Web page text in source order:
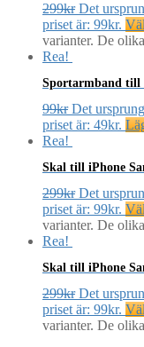
299kr Det
priset är: 99kr.
varianter. De
Rea!
Sportarmband till
99kr Det
priset är: 49kr.
Rea!
Skal till iPhone
299kr Det
priset är: 99kr.
varianter. De
Rea!
Skal till iPhone
299kr Det
priset är: 99kr.
varianter. De